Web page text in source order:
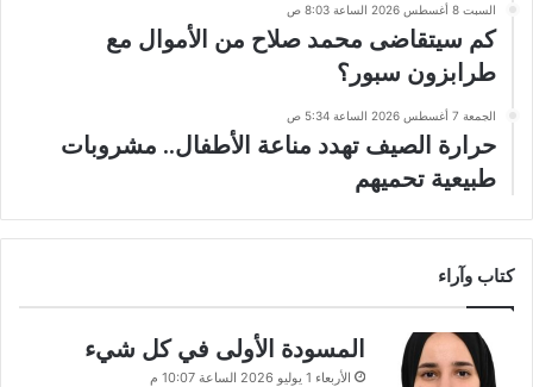
السبت 8 أغسطس 2026 الساعة 8:03 ص
كم سيتقاضى محمد صلاح من الأموال مع
طرابزون سبور؟
الجمعة 7 أغسطس 2026 الساعة 5:34 ص
حرارة الصيف تهدد مناعة الأطفال.. مشروبات
طبيعية تحميهم
كتاب وآراء
المسودة الأولى في كل شيء
الأربعاء 1 يوليو 2026 الساعة 10:07 م